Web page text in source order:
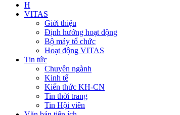
H
VITAS
Giới thiệu
Định hướng hoạt động
Bộ máy tổ chức
Hoạt động VITAS
Tin tức
Chuyên ngành
Kinh tế
Kiến thức KH-CN
Tin thời trang
Tin Hội viên